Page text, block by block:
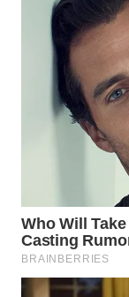
WN
JOGJA
JATIM
WN
KALBAR
KALTENG